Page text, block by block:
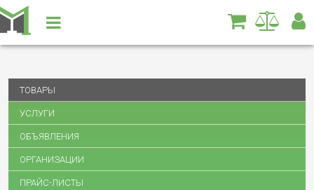
ТОВАРЫ
УСЛУГИ
ОБЪЯВЛЕНИЯ
ОРГАНИЗАЦИИ
ПРАЙС-ЛИСТЫ